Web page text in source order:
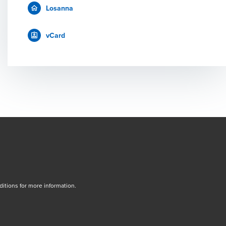
Losanna
vCard
tabfor more information.